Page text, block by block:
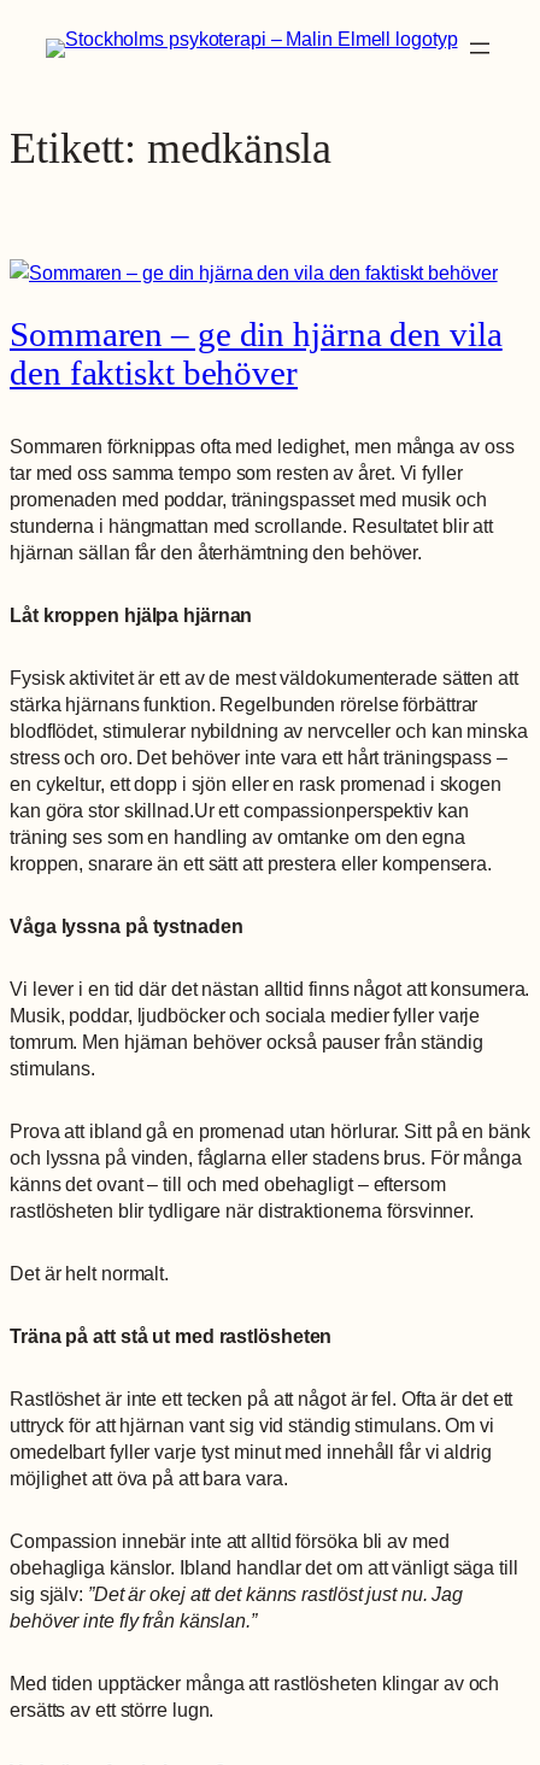
Etikett:medkänsla
Sommaren – ge din hjärna den vila
den faktiskt behöver
Sommaren förknippas ofta med ledighet, men många av oss
tar med oss samma tempo som resten av året. Vi fyller
promenaden med poddar, träningspasset med musik och
stunderna i hängmattan med scrollande. Resultatet blir att
hjärnan sällan får den återhämtning den behöver.
Låt kroppen hjälpa hjärnan
Fysisk aktivitet är ett av de mest väldokumenterade sätten att
stärka hjärnans funktion. Regelbunden rörelse förbättrar
blodflödet, stimulerar nybildning av nervceller och kan minska
stress och oro. Det behöver inte vara ett hårt träningspass –
en cykeltur, ett dopp i sjön eller en rask promenad i skogen
kan göra stor skillnad.Ur ett compassionperspektiv kan
träning ses som en handling av omtanke om den egna
kroppen, snarare än ett sätt att prestera eller kompensera.
Våga lyssna på tystnaden
Vi lever i en tid där det nästan alltid finns något att konsumera.
Musik, poddar, ljudböcker och sociala medier fyller varje
tomrum. Men hjärnan behöver också pauser från ständig
stimulans.
Prova att ibland gå en promenad utan hörlurar. Sitt på en bänk
och lyssna på vinden, fåglarna eller stadens brus. För många
känns det ovant – till och med obehagligt – eftersom
rastlösheten blir tydligare när distraktionerna försvinner.
Det är helt normalt.
Träna på att stå ut med rastlösheten
Rastlöshet är inte ett tecken på att något är fel. Ofta är det ett
uttryck för att hjärnan vant sig vid ständig stimulans. Om vi
omedelbart fyller varje tyst minut med innehåll får vi aldrig
möjlighet att öva på att bara vara.
Compassion innebär inte att alltid försöka bli av med
obehagliga känslor. Ibland handlar det om att vänligt säga till
sig själv: ”Det är okej att det känns rastlöst just nu. Jag
behöver inte fly från känslan.”
Med tiden upptäcker många att rastlösheten klingar av och
ersätts av ett större lugn.
Nödvändiga
Dessa kakor
går inte att
välja bort. De
över huvud
fungera.
Statistik
förbättra
hemsidans
funktionalitet
och
uppbyggnad,
hur
Upplevelse
För att
hemsidan
ska
prestera så
möjligt
under ditt
besök. Om
du nekar de
här kakorna
funktionalitet
att försvinna